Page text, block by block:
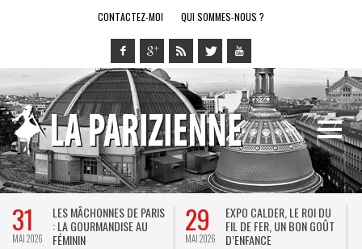
CONTACTEZ-MOI QUI SOMMES-NOUS ?
31
MAI 2026
LES MÂCHONNES DE PARIS
: LA GOURMANDISE AU
FÉMININ
29
MAI 2026
EXPO CALDER, LE ROI DU
FIL DE FER, UN BON GOÛT
D’ENFANCE